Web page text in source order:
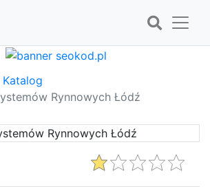
Katalog
Rynnowych Łódź